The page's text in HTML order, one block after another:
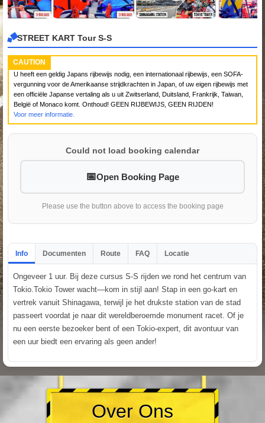
STREET KART Tour S-S
CAUTION
U heeft een geldig Japans rijbewijs nodig, een internationaal rijbewijs, een SOFA-
vergunning voor de Amerikaanse strijdkrachten in Japan, of uw eigen rijbewijs met
een officiële Japanse vertaling als u uit Zwitserland, Duitsland, Frankrijk, Taiwan,
België of Monaco komt. Onthoud! GEEN RIJBEWIJS, GEEN RIJDEN!
Voor meer informatie.
Could not load booking calendar
Open Booking Page
Please use the button above to access the booking page
Info Documenten Route FAQ Locatie
Ongeveer 1 uur. Bij deze cursus S-S rijden we rond het centrum van
Tokio.Tokio Tower wacht—kom in stijl aan! Stap in een go-kart en
vertrek vanuit Shinagawa, terwijl je het drukste station van de stad
passeert voordat je naar dit wereldberoemde monument racet. Of je
nu een eerste bezoeker bent of een Tokio-expert, dit avontuur van
een uur biedt een ervaring als geen ander!
Over Ons